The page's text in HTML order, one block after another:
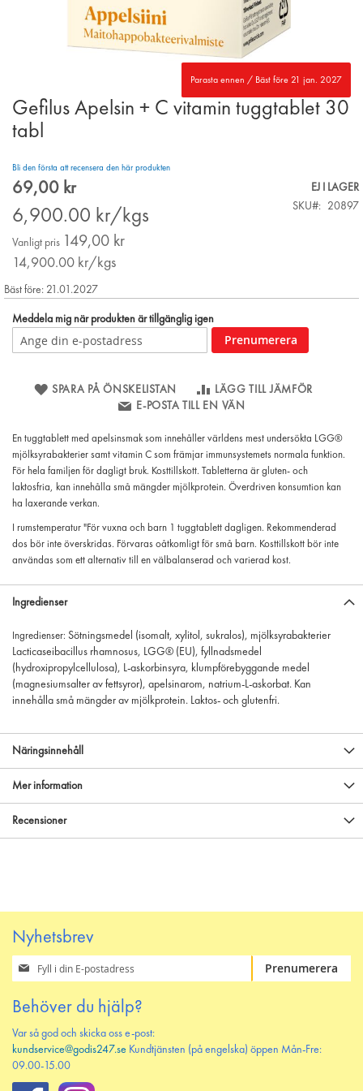
Parasta ennen / Bäst före 21 jan. 2027
Skip
the
of
the
gallery
Gefilus Apelsin + C vitamin tuggtablet 30
tabl
Bli den första att recensera den här produkten
Special
69,00 kr
6,900.00 kr/kgs
Vanligt pris 149,00 kr
14,900.00 kr/kgs
EJ I LAGER
SKU
20897
Bäst före: 21.01.2027
Meddela mig när produkten är tillgänglig igen
Prenumerera
SPARA PÅ ÖNSKELISTAN
LÄGG TILL JÄMFÖR
E-POSTA TILL EN VÄN
En tuggtablett med apelsinsmak som innehåller världens mest undersökta LGG®
mjölksyrabakterier samt vitamin C som främjar immunsystemets normala funktion.
För hela familjen för dagligt bruk. Kosttillskott. Tabletterna är gluten- och
laktosfria, kan innehålla små mängder mjölkprotein. Överdriven konsumtion kan
ha laxerande verkan.
I rumstemperatur "För vuxna och barn 1 tuggtablett dagligen. Rekommenderad
dos bör inte överskridas. Förvaras oåtkomligt för små barn. Kosttillskott bör inte
användas som ett alternativ till en välbalanserad och varierad kost.
Ingredienser
Ingredienser: Sötningsmedel (isomalt, xylitol, sukralos), mjölksyrabakterier
Lacticaseibacillus rhamnosus, LGG® (EU), fyllnadsmedel
(hydroxipropylcellulosa), L-askorbinsyra, klumpförebyggande medel
(magnesiumsalter av fettsyror), apelsinarom, natrium-L-askorbat. Kan
innehålla små mängder av mjölkprotein. Laktos- och glutenfri.
Näringsinnehåll
Mer information
Recensioner
Nyhetsbrev
Prenumerera
på
nyhetsbrev
Prenumerera
Behöver du hjälp?
Var så god och skicka oss e-post:
kundservice@godis247.se Kundtjänsten (på engelska) öppen Mån-Fre:
09.00-15.00